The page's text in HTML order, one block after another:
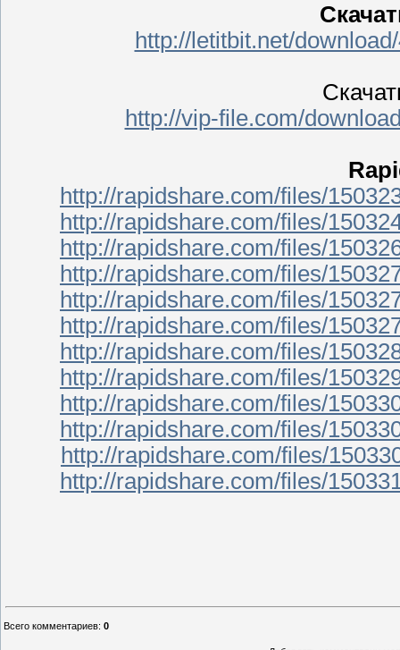
http://letitbit.net/
http://vip-file.com/
http://rapidshare.com/files/
http://rapidshare.com/files/
http://rapidshare.com/files/
http://rapidshare.com/files/
http://rapidshare.com/files/
http://rapidshare.com/files/
http://rapidshare.com/files/
http://rapidshare.com/files/
http://rapidshare.com/files/
http://rapidshare.com/files/
http://rapidshare.com/files/
http://rapidshare.com/files/
Всего комментариев: 0